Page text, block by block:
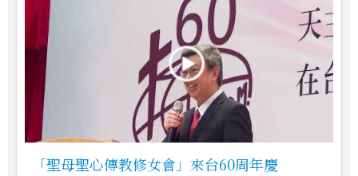
「聖母聖心傳教修女會」來台60周年慶